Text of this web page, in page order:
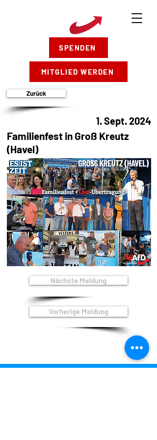
SPENDEN
MITGLIED WERDEN
Zurück
1. Sept. 2024
Familienfest in Groß Kreutz
(Havel)
Nächste Meldung
Vorherige Meldung